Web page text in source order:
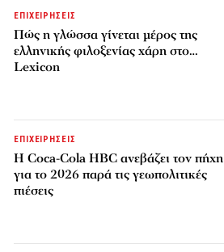
ΕΠΙΧΕΙΡΗΣΕΙΣ
Πώς η γλώσσα γίνεται μέρος της
ελληνικής φιλοξενίας χάρη στο…
Lexicon
ΕΠΙΧΕΙΡΗΣΕΙΣ
Η Coca-Cola HBC ανεβάζει τον πήχη
για το 2026 παρά τις γεωπολιτικές
πιέσεις